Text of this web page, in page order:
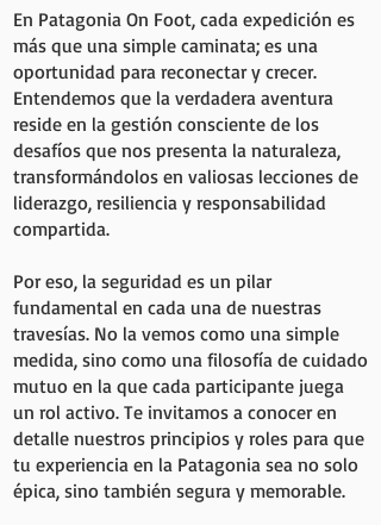
En Patagonia On Foot, cada expedición es
más que una simple caminata; es una
oportunidad para reconectar y crecer.
Entendemos que la verdadera aventura
reside en la gestión consciente de los
desafíos que nos presenta la naturaleza,
transformándolos en valiosas lecciones de
liderazgo, resiliencia y responsabilidad
compartida.
Por eso, la seguridad es un pilar
fundamental en cada una de nuestras
travesías. No la vemos como una simple
medida, sino como una filosofía de cuidado
mutuo en la que cada participante juega
un rol activo. Te invitamos a conocer en
detalle nuestros principios y roles para que
tu experiencia en la Patagonia sea no solo
épica, sino también segura y memorable.